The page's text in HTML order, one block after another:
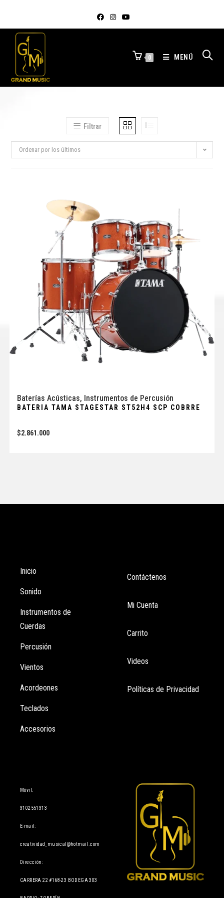
0 MENÚ
Filtrar
Ordenar por los últimos
Baterías Acústicas, Instrumentos de Percusión
BATERIA TAMA STAGESTAR ST52H4 SCP COBRRE
$2.861.000
Inicio
Sonido
Instrumentos de
Cuerdas
Percusión
Vientos
Acordeones
Teclados
Accesorios
Contáctenos
Mi Cuenta
Carrito
Videos
Políticas de Privacidad
Móvil:
3102551313
E-mail:
creatividad_musical@hotmail.com
Dirección:
CARRERA 22 #168-23 BODEGA 303